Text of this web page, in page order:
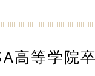
高等学院